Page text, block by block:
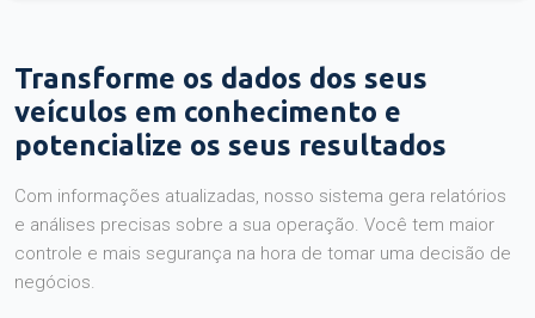
Transforme os dados dos seus
veículos em conhecimento e
potencialize os seus resultados
Com informações atualizadas, nosso sistema gera relatórios
e análises precisas sobre a sua operação. Você tem maior
controle e mais segurança na hora de tomar uma decisão de
negócios.